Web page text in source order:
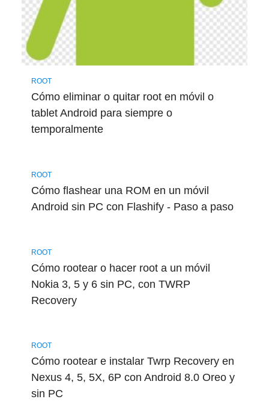
ROOT
Cómo eliminar o quitar root en móvil o
tablet Android para siempre o
temporalmente
ROOT
Cómo flashear una ROM en un móvil
Android sin PC con Flashify - Paso a paso
ROOT
Cómo rootear o hacer root a un móvil
Nokia 3, 5 y 6 sin PC, con TWRP
Recovery
ROOT
Cómo rootear e instalar Twrp Recovery en
Nexus 4, 5, 5X, 6P con Android 8.0 Oreo y
sin PC